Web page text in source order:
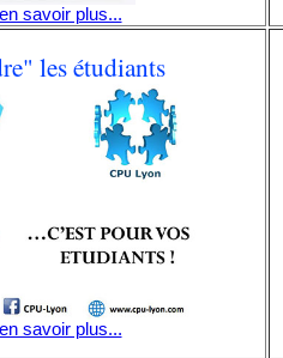
savoir plus...
les étudiants
savoir plus...